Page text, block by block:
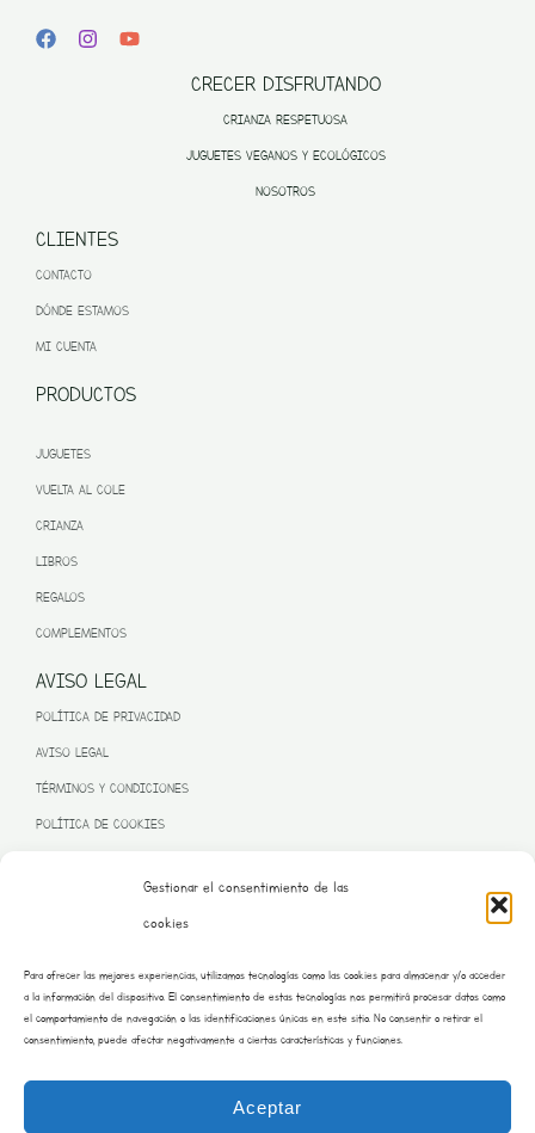
Gestionar el consentimiento de las
cookies
Para ofrecer las mejores experiencias, utilizamos tecnologías como las cookies para almacenar y/o acceder
a la información del dispositivo. El consentimiento de estas tecnologías nos permitirá procesar datos como
el comportamiento de navegación o las identificaciones únicas en este sitio. No consentir o retirar el
consentimiento, puede afectar negativamente a ciertas características y funciones.
Aceptar
CRECER DISFRUTANDO
CRIANZA RESPETUOSA
JUGUETES VEGANOS Y ECOLÓGICOS
NOSOTROS
CLIENTES
CONTACTO
DÓNDE ESTAMOS
MI CUENTA
PRODUCTOS
JUGUETES
VUELTA AL COLE
CRIANZA
LIBROS
REGALOS
COMPLEMENTOS
AVISO LEGAL
POLÍTICA DE PRIVACIDAD
AVISO LEGAL
TÉRMINOS Y CONDICIONES
POLÍTICA DE COOKIES
– NEXT GENERATION EU